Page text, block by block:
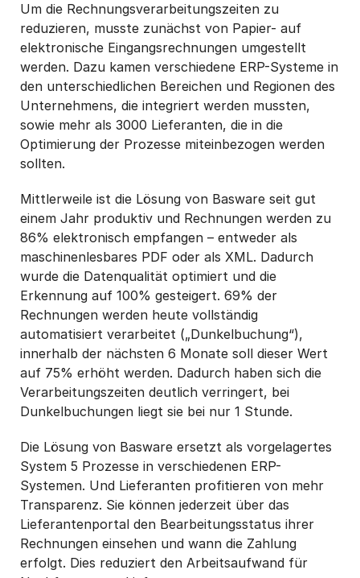
Um die Rechnungsverarbeitungszeiten zu
reduzieren, musste zunächst von Papier- auf
elektronische Eingangsrechnungen umgestellt
werden. Dazu kamen verschiedene ERP-Systeme in
den unterschiedlichen Bereichen und Regionen des
Unternehmens, die integriert werden mussten,
sowie mehr als 3000 Lieferanten, die in die
Optimierung der Prozesse miteinbezogen werden
sollten.
Mittlerweile ist die Lösung von Basware seit gut
einem Jahr produktiv und Rechnungen werden zu
86% elektronisch empfangen – entweder als
maschinenlesbares PDF oder als XML. Dadurch
wurde die Datenqualität optimiert und die
Erkennung auf 100% gesteigert. 69% der
Rechnungen werden heute vollständig
automatisiert verarbeitet („Dunkelbuchung“),
innerhalb der nächsten 6 Monate soll dieser Wert
auf 75% erhöht werden. Dadurch haben sich die
Verarbeitungszeiten deutlich verringert, bei
Dunkelbuchungen liegt sie bei nur 1 Stunde.
Die Lösung von Basware ersetzt als vorgelagertes
System 5 Prozesse in verschiedenen ERP-
Systemen. Und Lieferanten profitieren von mehr
Transparenz. Sie können jederzeit über das
Lieferantenportal den Bearbeitungsstatus ihrer
Rechnungen einsehen und wann die Zahlung
erfolgt. Dies reduziert den Arbeitsaufwand für